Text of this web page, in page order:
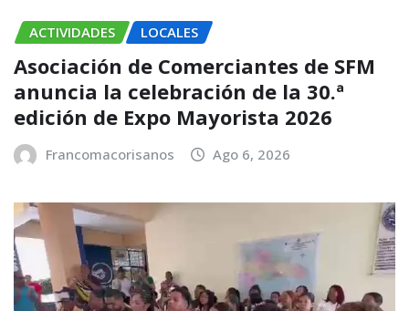
ACTIVIDADES LOCALES
Asociación de Comerciantes de SFM
anuncia la celebración de la 30.ª
edición de Expo Mayorista 2026
Francomacorisanos Ago 6, 2026